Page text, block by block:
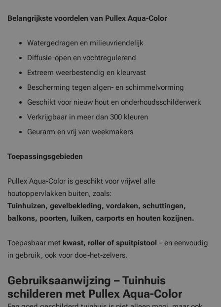
Belangrijkste voordelen van Pullex Aqua-Color
Watergedragen en milieuvriendelijk
Diffusie-open en vochtregulerend
Extreem weerbestendig en kleurvast
Bescherming tegen algen- en schimmelvorming
Geschikt voor nieuw hout en onderhoudsschilderwerk
Verkrijgbaar in meer dan 300 kleuren
Geurarm en vrij van weekmakers
Toepassingsgebieden
Pullex Aqua-Color is geschikt voor vrijwel alle
houtoppervlakken buiten, zoals:
Tuinhuizen, gevelbekleding, vordaken, schuttingen,
balkons, poorten, luiken, carports en houten kozijnen.
Toepasbaar met kwast, roller of spuitpistool – en eenvoudig
in gebruik, ook voor doe-het-zelvers.
Gebruiksaanwijzing – Tuinhuis
schilderen met Pullex Aqua-Color